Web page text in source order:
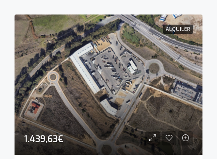
ALQUILER
1.439,63€